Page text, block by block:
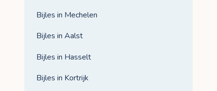
Bijles in Mechelen
Bijles in Aalst
Bijles in Hasselt
Bijles in Kortrijk